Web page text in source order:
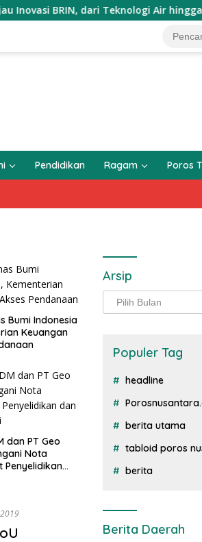
BRIN, dari Teknologi Air hingga Satelit
Pendidikan Ragam Poros
Bumi Indonesia
Keuangan
dan PT Geo
Nota
Penyelidikan
Arsip
Arsip
Populer Tag
headline
berita utama
tabloid poros
berita
Berita Daerah